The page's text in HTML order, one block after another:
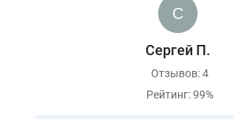
Сергей П.
Отзывов: 4
Рейтинг: 99%